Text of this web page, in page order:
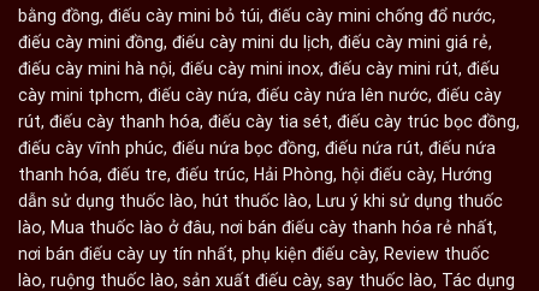
bằng đồng, điếu cày mini bỏ túi, điếu cày mini chống đổ nước,
điếu cày mini đồng, điếu cày mini du lịch, điếu cày mini giá rẻ,
điếu cày mini hà nội, điếu cày mini inox, điếu cày mini rút, điếu
cày mini tphcm, điếu cày nứa, điếu cày nứa lên nước, điếu cày
rút, điếu cày thanh hóa, điếu cày tia sét, điếu cày trúc bọc đồng,
điếu cày vĩnh phúc, điếu nứa bọc đồng, điếu nứa rút, điếu nứa
thanh hóa, điếu tre, điếu trúc, Hải Phòng, hội điếu cày, Hướng
dẫn sử dụng thuốc lào, hút thuốc lào, Lưu ý khi sử dụng thuốc
lào, Mua thuốc lào ở đâu, nơi bán điếu cày thanh hóa rẻ nhất,
nơi bán điếu cày uy tín nhất, phụ kiện điếu cày, Review thuốc
lào, ruộng thuốc lào, sản xuất điếu cày, say thuốc lào, Tác dụng